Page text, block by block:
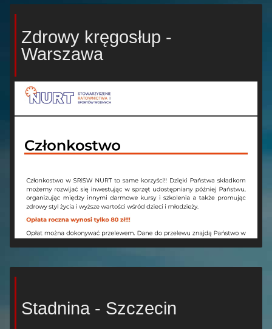
Zdrowy kręgosłup -
Warszawa
Stadnina - Szczecin